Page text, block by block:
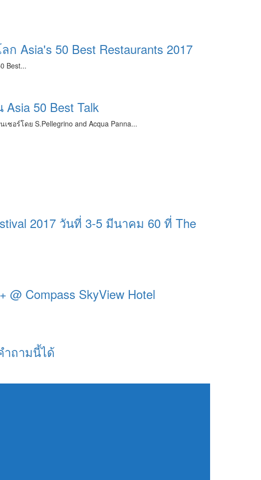
Asia's 50 Best Restaurants 2017
Best...
50 Best Talk
ซอร์โดย S.Pellegrino and Acqua Panna...
2017 วันที่ 3-5 มีนาคม 60 ที่ The
Compass SkyView Hotel
ำถามนี้ได้